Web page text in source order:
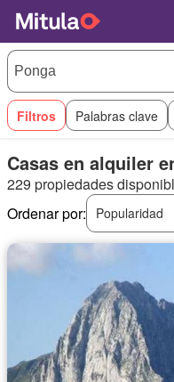
Filtros Palabras clave
Casas en alquiler
229 propiedades
Ordenar por:
Popularidad